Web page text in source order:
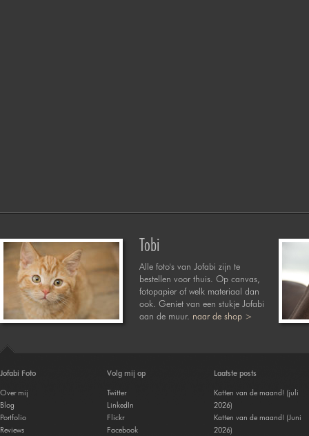
Tobi
Alle foto's van Jofabi zijn te
bestellen voor thuis. Op canvas,
fotopapier of welk materiaal dan
ook. Geniet van een stukje Jofabi
aan de muur. naar de shop >
Jofabi Foto
Over mij
Blog
Portfolio
Reviews
Volg mij op
Twitter
LinkedIn
Flickr
Facebook
Laatste posts
Katten van de maand! (juli
2026)
Katten van de maand! (Juni
2026)